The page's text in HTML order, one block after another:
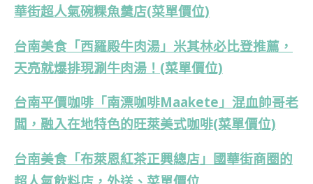
華街超人氣碗粿魚羹店(菜單價位)
台南美食「西羅殿牛肉湯」米其林必比登推薦，
天亮就爆排現涮牛肉湯！(菜單價位)
台南平價咖啡「南漂咖啡Maakete」混血帥哥老
闆，融入在地特色的旺萊美式咖啡(菜單價位)
台南美食「布萊恩紅茶正興總店」國華街商圈的